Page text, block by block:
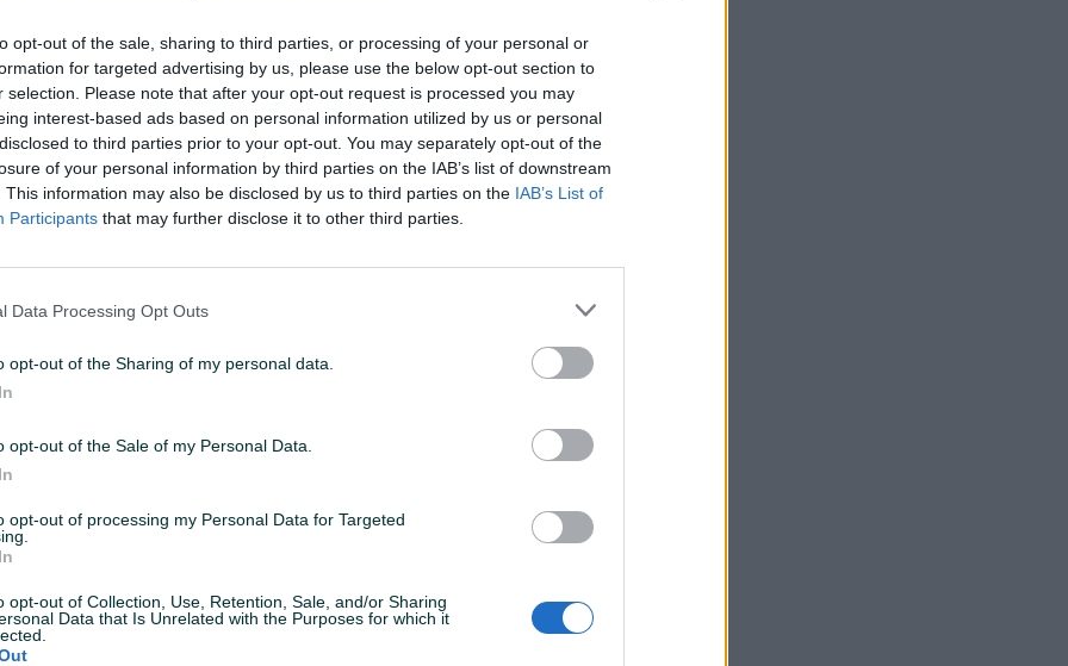
opt-out of the sale, sharing to third parties, or processing of your personal or
for targeted advertising by us, please use the below opt-out section to
selection. Please note that after your opt-out request is processed you may
interest-based ads based on personal information utilized by us or personal
to third parties prior to your opt-out. You may separately opt-out of the
of your personal information by third parties on the IAB’s list of downstream
This information may also be disclosed by us to third parties on the IAB’s List of
Participants that may further disclose it to other third parties.
Data Processing Opt Outs
opt-out of the Sharing of my personal data.
opt-out of the Sale of my Personal Data.
opt-out of processing my Personal Data for Targeted
opt-out of Collection, Use, Retention, Sale, and/or Sharing
Data that Is Unrelated with the Purposes for which it
od 24 sata
Naruči